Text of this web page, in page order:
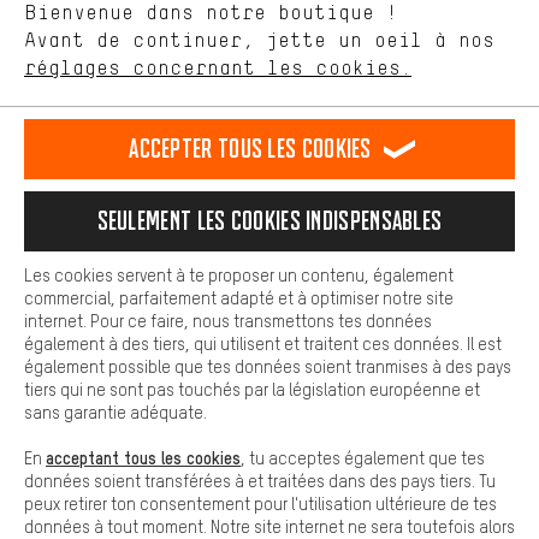
français english
EN Deutsch español
RÉSILIER LE CONTRAT Communauté d'Aix-la-Chapelle
Programme d'affiliation Mentions Légales Protection des données
Conditions générales de vente Plateforme d'Alerte
Reprise des batteries Corepile Paramètres de cookies
Modifier le contraste
Tous les prix s'entendent en euros (MwSt hors) plus les
frais de portpour la livraison versÉtats-Unis.
Bienvenue dans notre boutique !
Avant de continuer, jette un oeil à nos
réglages concernant les cookies.
nous proposons grâce à ton comportement d'achat.
Plus de confort
est plus confortable. Avec les cookies de confort, nous
Nous pouvons ainsi mettre à ta disposition d'autres contenus et
informations utiles. De plus, tu as la possibilité d'utiliser des
facilement les bons produits. Par exemple, nous proposons une
facilement aux questions.
Cookies de base
Les cookies de base garantissent que tu puisses utiliser les
fonctions de notre site web.
Accepter tous les cookies
Seulement les cookies indispensables
Les cookies servent à te proposer un contenu, également
commercial, parfaitement adapté et à optimiser notre site
internet. Pour ce faire, nous transmettons tes données
également à des tiers, qui utilisent et traitent ces données. Il est
également possible que tes données soient tranmises à des pays
tiers qui ne sont pas touchés par la législation européenne et
sans garantie adéquate.
En acceptant tous les cookies , tu acceptes également que tes
données soient transférées à et traitées dans des pays tiers. Tu
peux retirer ton consentement pour l'utilisation ultérieure de tes
données à tout moment. Notre site internet ne sera toutefois alors